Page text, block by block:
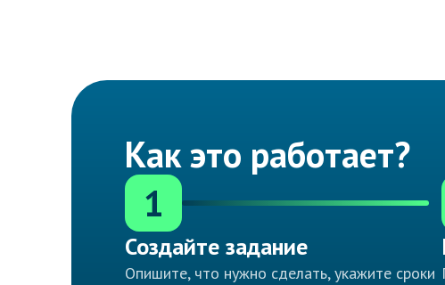
Как это работает?
1
Создайте задание
Опишите, что нужно сделать, укажите сроки